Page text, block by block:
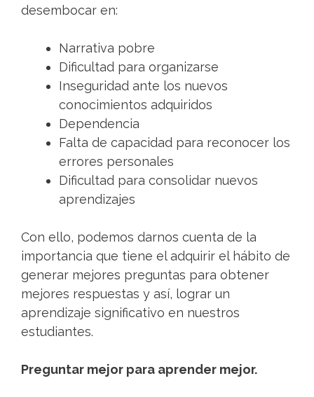
desembocar en:
Narrativa pobre
Dificultad para organizarse
Inseguridad ante los nuevos
conocimientos adquiridos
Dependencia
Falta de capacidad para reconocer los
errores personales
Dificultad para consolidar nuevos
aprendizajes
Con ello, podemos darnos cuenta de la
importancia que tiene el adquirir el hábito de
generar mejores preguntas para obtener
mejores respuestas y así, lograr un
aprendizaje significativo en nuestros
estudiantes.
Preguntar mejor para aprender mejor.